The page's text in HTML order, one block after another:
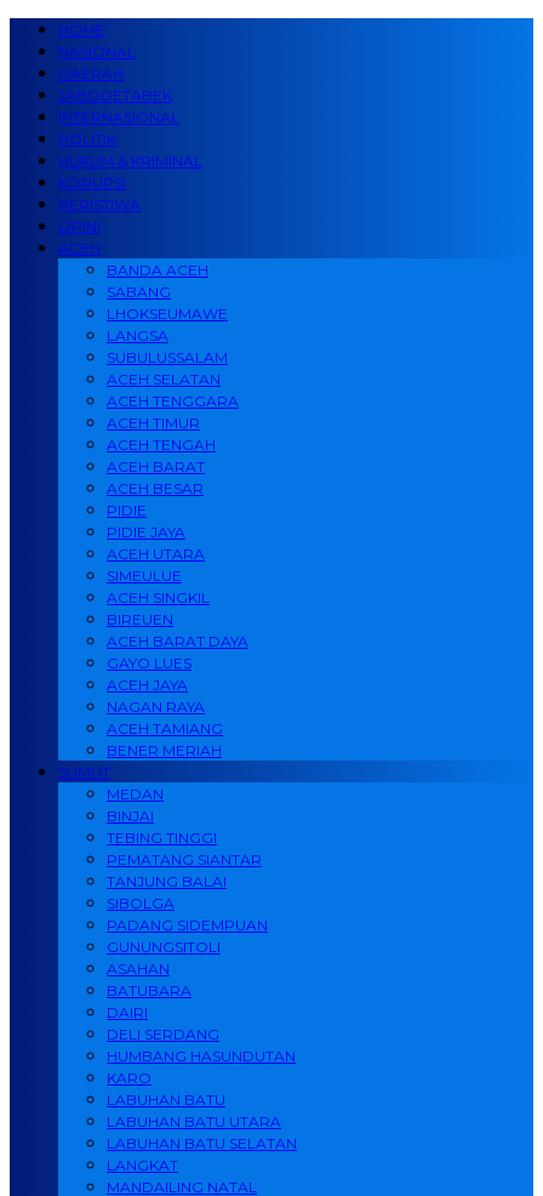
HOME
NASIONAL
DAERAH
JABODETABEK
INTERNASIONAL
POLITIK
HUKUM & KRIMINAL
KORUPSI
PERISTIWA
OPINI
ACEH
BANDA ACEH
SABANG
LHOKSEUMAWE
LANGSA
SUBULUSSALAM
ACEH SELATAN
ACEH TENGGARA
ACEH TIMUR
ACEH TENGAH
ACEH BARAT
ACEH BESAR
PIDIE
PIDIE JAYA
ACEH UTARA
SIMEULUE
ACEH SINGKIL
BIREUEN
ACEH BARAT DAYA
GAYO LUES
ACEH JAYA
NAGAN RAYA
ACEH TAMIANG
BENER MERIAH
SUMUT
MEDAN
BINJAI
TEBING TINGGI
PEMATANG SIANTAR
TANJUNG BALAI
SIBOLGA
PADANG SIDEMPUAN
GUNUNGSITOLI
ASAHAN
BATUBARA
DAIRI
DELI SERDANG
HUMBANG HASUNDUTAN
KARO
LABUHAN BATU
LABUHAN BATU UTARA
LABUHAN BATU SELATAN
LANGKAT
MANDAILING NATAL